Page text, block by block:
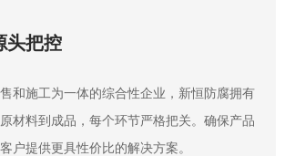
质保障
湛，施工设备齐全，严格遵循科学施工流
、钢结构防腐，还是管道保温等各类工程，
。凭借完善的质量保证体系，为客户交付放